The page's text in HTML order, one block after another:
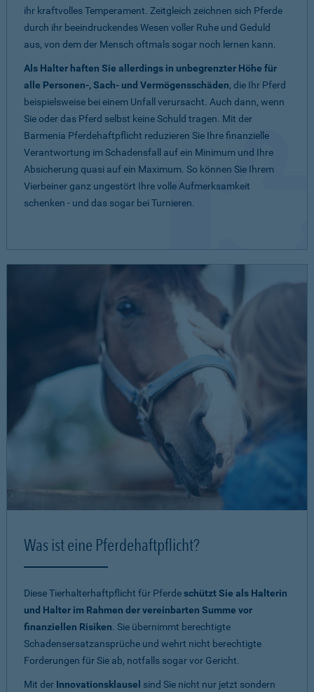
ihr kraftvolles Temperament. Zeitgleich zeichnen sich Pferde
durch ihr beeindruckendes Wesen voller Ruhe und Geduld
aus, von dem der Mensch oftmals sogar noch lernen kann.
Als Halter haften Sie allerdings in unbegrenzter Höhe für
alle Personen-, Sach- und Vermögensschäden, die Ihr Pferd
beispielsweise bei einem Unfall verursacht. Auch dann, wenn
Sie oder das Pferd selbst keine Schuld tragen. Mit der
Barmenia Pferdehaftpflicht reduzieren Sie Ihre finanzielle
Verantwortung im Schadensfall auf ein Minimum und Ihre
Absicherung quasi auf ein Maximum. So können Sie Ihrem
Vierbeiner ganz ungestört Ihre volle Aufmerksamkeit
schenken - und das sogar bei Turnieren.
Was ist eine Pferdehaftpflicht?
Diese Tierhalterhaftpflicht für Pferdeschützt Sie als Halterin
und Halter im Rahmen der vereinbarten Summe vor
finanziellen Risiken. Sie übernimmt berechtigte
Schadensersatzansprüche und wehrt nicht berechtigte
Forderungen für Sie ab, notfalls sogar vor Gericht.
Mit der Innovationsklausel sind Sie nicht nur jetzt sondern